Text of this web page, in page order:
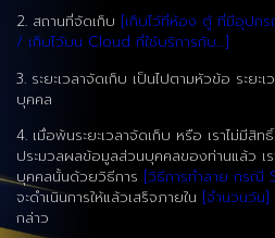
2. สถานที่จัดเก็บ [เก็บไว้ที่ห้อง ตู้ ที่มีอุปก
/ เก็บไว้บน Cloud ที่ใช้บริการกับ…]
3. ระยะเวลาจัดเก็บ เป็นไปตามหัวข้อ ระยะ
บุคคล
4. เมื่อพ้นระยะเวลาจัดเก็บ หรือ เราไม่มีสิท
ประมวลผลข้อมูลส่วนบุคคลของท่านแล้ว เร
บุคคลนั้นด้วยวิธีการ [วิธีการทำลาย กรณี
จะดำเนินการให้แล้วเสร็จภายใน [จำนวนวัน]
กล่าว